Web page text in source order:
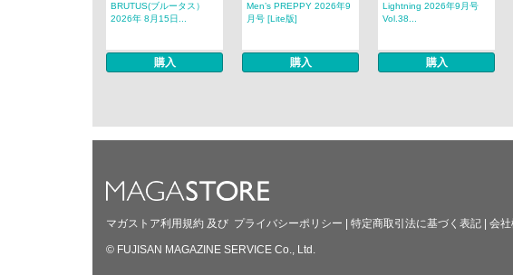
BRUTUS(ブルータス）
2026年 8月15日...
購入
Men’s PREPPY 2026年9
月号 [Lite版]
購入
Lightning 2026年9月号
Vol.38...
購入
マガストア利用規約 及び プライバシーポリシー 特定商取引法に基づく表記 会社
© FUJISAN MAGAZINE SERVICE Co., Ltd.